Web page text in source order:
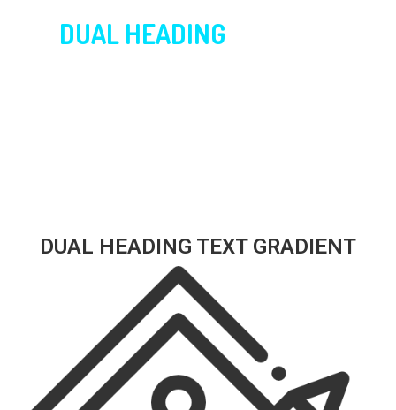
DUAL HEADING
DUAL HEADING TEXT GRADIENT